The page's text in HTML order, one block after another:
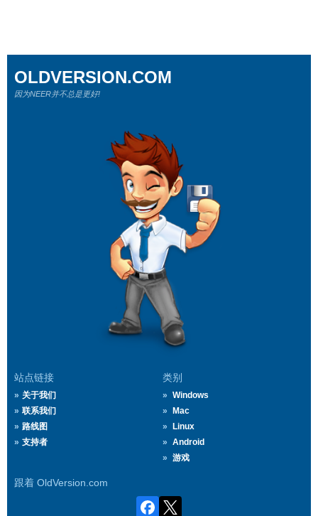
站点链接
关于我们
联系我们
路线图
支持者
类别
Windows
Mac
Linux
Android
游戏
跟着 OldVersion.com
OLDVERSION.COM
因为NEER并不总是更好!